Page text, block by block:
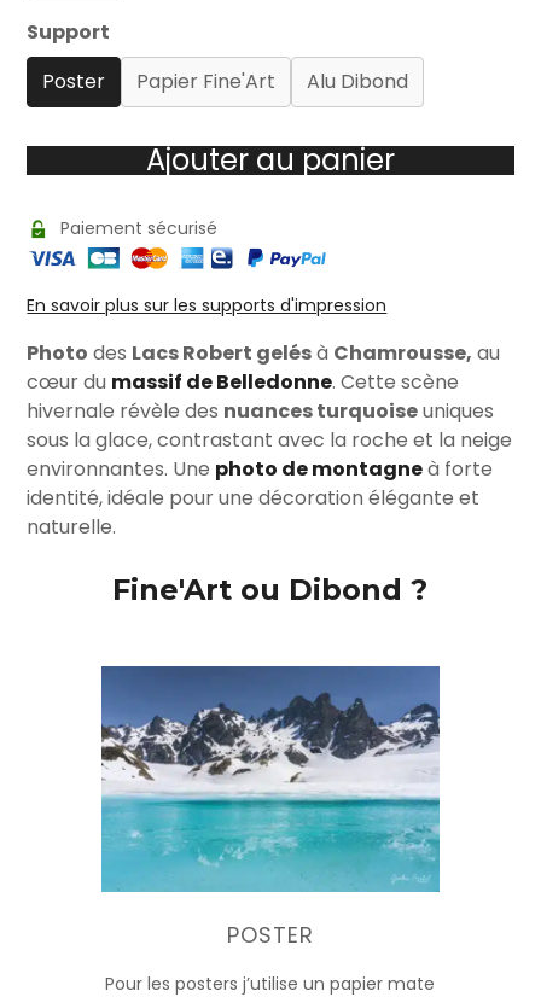
Support
Poster
Papier Fine'Art Alu Dibond
Ajouter au panier
Paiement sécurisé
En savoir plus sur les supports d'impression
Photo des Lacs Robert gelésà Chamrousse, au
cœur du massif de Belledonne. Cette scène
hivernale révèle des nuances turquoiseuniques
sous la glace, contrastant avec la roche et la neige
environnantes. Une photo de montagneà forte
identité, idéale pour une décoration élégante et
naturelle.
Fine'Art ou Dibond ?
POSTER
Pour les posters j’utilise un papier mate